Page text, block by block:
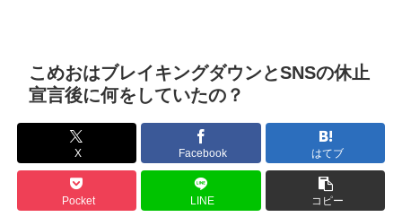
こめおはブレイキングダウンとSNSの休止
宣言後に何をしていたの？
X Facebook はてブ
Pocket LINE コピー